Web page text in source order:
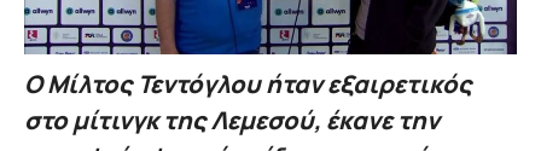
Ο Μίλτος Τεντόγλου ήταν εξαιρετικός
στο μίτινγκ της Λεμεσού, έκανε την